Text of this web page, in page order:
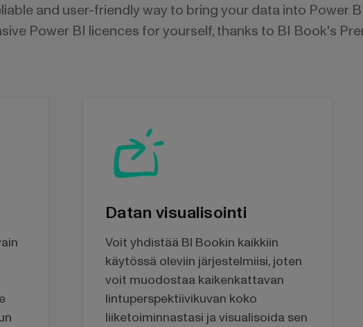
and user-friendly way to bring your data into Power
Power BI licences for yourself, thanks to BI Book's
Datan visualisointi
Voit yhdistää BI Bookin kaikkiin
käytössä oleviin järjestelmiisi, joten
voit muodostaa kaikenkattavan
lintuperspektiivikuvan koko
liiketoiminnastasi ja visualisoida sen